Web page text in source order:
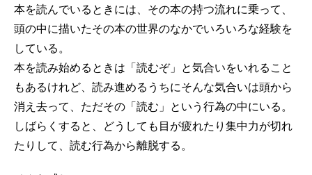
本を読んでいるときには、その本の持つ流れに乗って、
頭の中に描いたその本の世界のなかでいろいろな経験を
している。
本を読み始めるときは「読むぞ」と気合いをいれること
もあるけれど、読み進めるうちにそんな気合いは頭から
消え去って、ただその「読む」という行為の中にいる。
しばらくすると、どうしても目が疲れたり集中力が切れ
たりして、読む行為から離脱する。